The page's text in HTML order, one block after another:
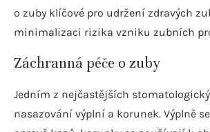
o zuby klíčové pro udržení zdravých
minimalizaci rizika vzniku zubních
Záchranná péče o zuby
Jedním z nejčastějších
nasazování výplní a korunek. Výplně